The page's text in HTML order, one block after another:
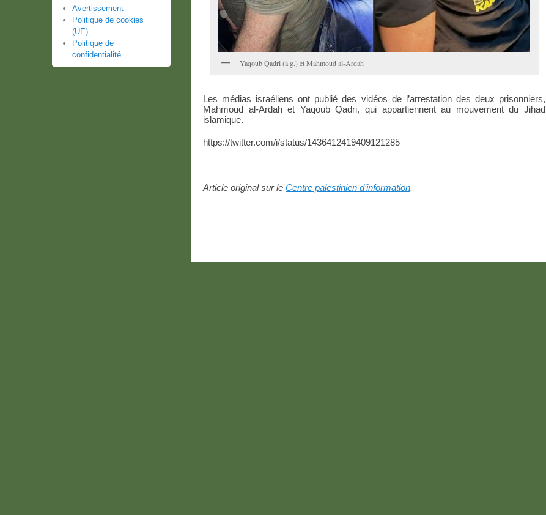
Yaqoub Qadri (à g.) et Mahmoud al-Ardah
Les médias israéliens ont publié des vidéos de l’arrestation des deux prisonniers,
Mahmoud al-Ardah et Yaqoub Qadri, qui appartiennent au mouvement du Jihad
islamique.
https://twitter.com/i/status/1436412419409121285
Article original sur le Centre palestinien d’information.
Avertissement
Politique de cookies
(UE)
Politique de
confidentialité